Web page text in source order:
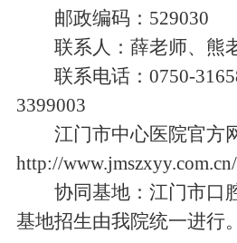
邮政编码：529030
联系人：薛老师、熊
联系电话：0750-
3399003
江门市中心医院官方
http://www.jmszxyy.com.cn/
协同基地：江门市口
基地招生由我院统一进行。